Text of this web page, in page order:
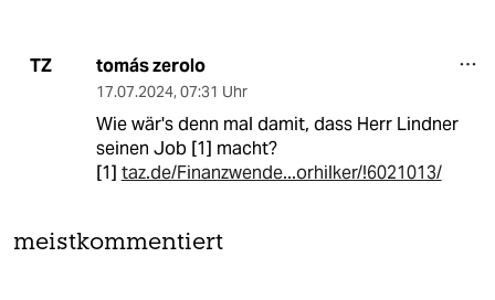
TZ tomás zerolo
17.07.2024, 07:31 Uhr
Wie wär's denn mal damit, dass Herr Lindner
seinen Job [1] macht?
[1] taz.de/Finanzwende...orhilker/!6021013/
meistkommentiert